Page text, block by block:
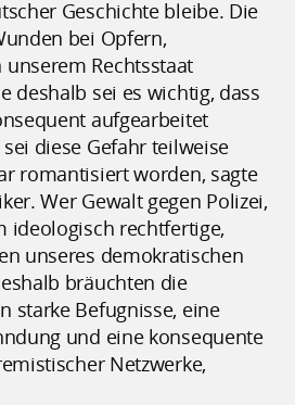
Geschichte bleibe. Die
bei Opfern,
Rechtsstaat
deshalb sei es wichtig, dass
aufgearbeitet
diese Gefahr teilweise
romantisiert worden, sagte
Wer Gewalt gegen Polizei,
ideologisch rechtfertige,
unseres demokratischen
bräuchten die
starke Befugnisse, eine
und eine konsequente
Netzwerke,